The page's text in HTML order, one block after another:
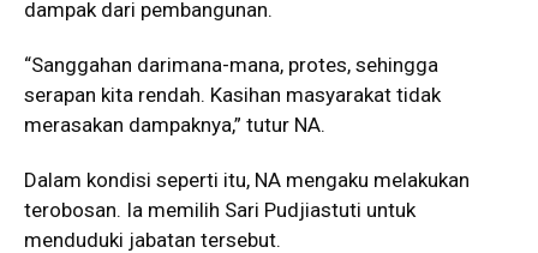
dampak dari pembangunan.
“Sanggahan darimana-mana, protes, sehingga
serapan kita rendah. Kasihan masyarakat tidak
merasakan dampaknya,” tutur NA.
Dalam kondisi seperti itu, NA mengaku melakukan
terobosan. Ia memilih Sari Pudjiastuti untuk
menduduki jabatan tersebut.